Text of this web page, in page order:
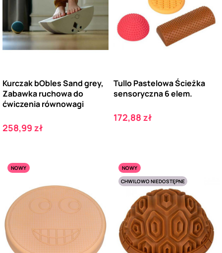
Kurczak bObles Sand grey,
Zabawka ruchowa do
ćwiczenia równowagi
Cena
258,99 zł
Tullo Pastelowa Ścieżka
sensoryczna 6 elem.
Cena
172,88 zł
NOWY
NOWY
CHWILOWO NIEDOSTĘPNE